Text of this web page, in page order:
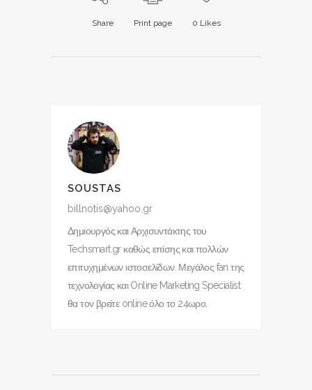
Share Print page 0 Likes
SOUSTAS
billnotis@yahoo.gr
Δημιουργός και Αρχισυντάκτης του
Techsmart.gr καθώς επίσης και πολλών
επιτυχημένων ιστοσελίδων. Μεγάλος fan της
τεχνολογίας και Online Marketing Specialist
θα τον βρείτε online όλο το 24ωρο.